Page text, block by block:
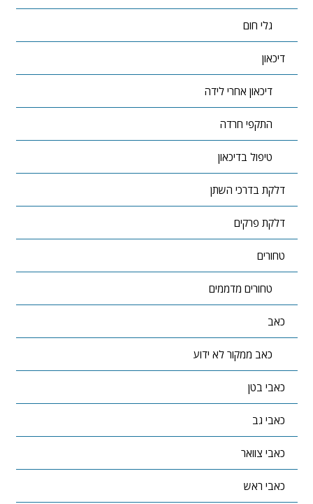
גלי חום
דיכאון
דיכאון אחרי לידה
התקפי חרדה
טיפול בדיכאון
דלקת בדרכי השתן
דלקת פרקים
טחורים
טחורים מדממים
כאב
כאב ממקור לא ידוע
כאבי בטן
כאבי גב
כאבי צוואר
כאבי ראש